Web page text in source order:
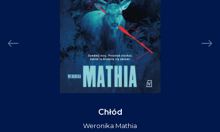
Chłód
Weronika Mathia